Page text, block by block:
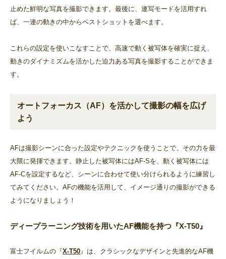
止めた鮮明な写真を撮影できます。最後に、連写モードを活用すれ
ば、一連の動きの中からベストショットを選べます。
これらの設定を使いこなすことで、高速で動く被写体を確実に捉え、
動きのダイナミズムを活かした迫力ある写真を撮影することができま
す。
オートフォーカス（AF）を活かして撮影の幅を広げ
よう
AFは撮影シーンに合った設定やテクニックを使うことで、その力を最
大限に発揮できます。静止した被写体にはAF-Sを、動く被写体には
AF-Cを設定するなど、シーンに合わせて使い分けられるように練習し
てみてください。AFの機能を活用して、イメージ通りの撮影ができる
ようになりましょう！
ディープラーニング技術を用いたAF機能を持つ『X-T50』
富士フイルムの『X-T50 』は、クラシックなデザインと先進的なAF機